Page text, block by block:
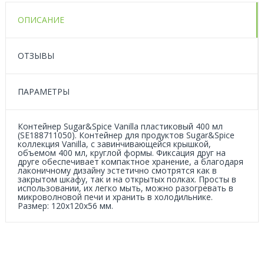
ОПИСАНИЕ
ОТЗЫВЫ
ПАРАМЕТРЫ
Контейнер Sugar&Spice Vanilla пластиковый 400 мл
(SE188711050). Контейнер для продуктов Sugar&Spice
коллекция Vanilla, с завинчивающейся крышкой,
объемом 400 мл, круглой формы. Фиксация друг на
друге обеспечивает компактное хранение, а благодаря
лаконичному дизайну эстетично смотрятся как в
закрытом шкафу, так и на открытых полках. Просты в
использовании, их легко мыть, можно разогревать в
микроволновой печи и хранить в холодильнике.
Размер: 120х120х56 мм.